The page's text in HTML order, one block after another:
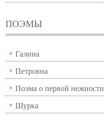
ПОЭМЫ
Галина
Петровна
Поэма о первой нежности
Шурка